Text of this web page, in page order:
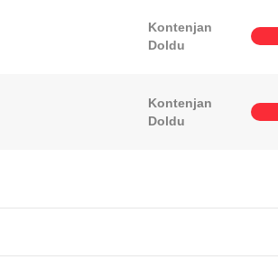
Kontenjan
Doldu
Kontenjan
Doldu